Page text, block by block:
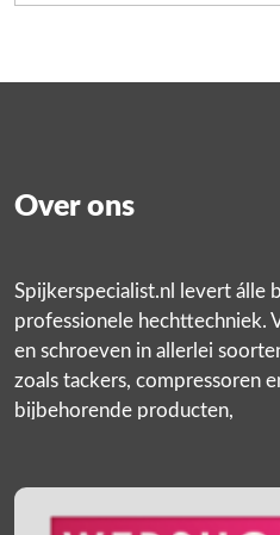
Over ons
Spijkerspecialist.nl levert álle
professionele hechttechniek.
en schroeven in allerlei
zoals tackers, compressoren
bijbehorende producten,